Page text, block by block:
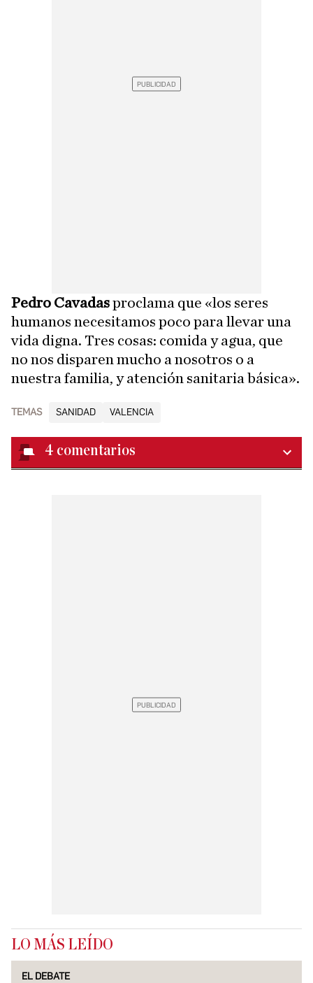
Pedro Cavadasproclama que «los seres
humanos necesitamos poco para llevar una
vida digna. Tres cosas: comida y agua, que
no nos disparen mucho a nosotros o a
nuestra familia, y atención sanitaria básica».
TEMAS SANIDAD VALENCIA
4 comentarios
LO MÁS LEÍDO
EL DEBATE